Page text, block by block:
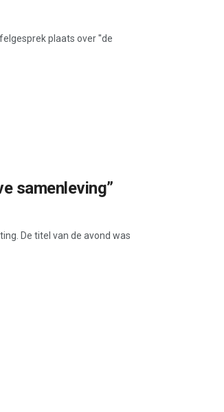
plaats over ''de
samenleving”
De titel van de avond was